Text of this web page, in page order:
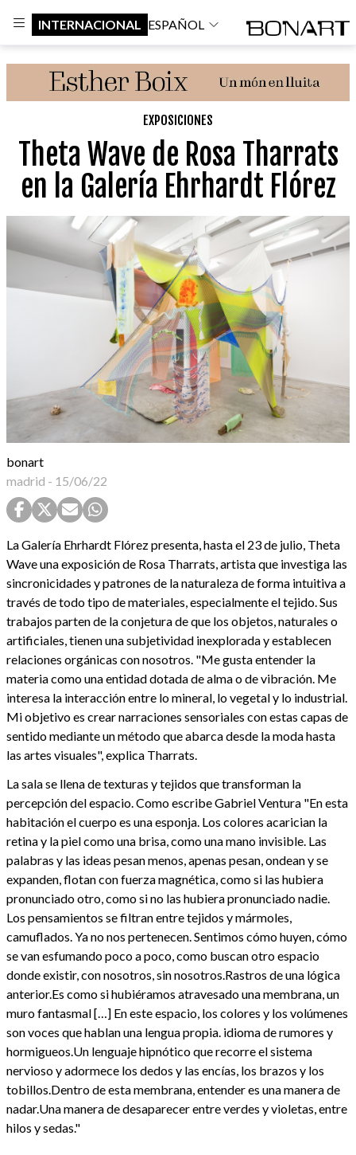
INTERNACIONAL ESPAÑOL
EXPOSICIONES
Theta Wave de Rosa Tharrats
en la Galería Ehrhardt Flórez
bonart
madrid - 15/06/22
La Galería Ehrhardt Flórez presenta, hasta el 23 de julio, Theta
Wave una exposición de Rosa Tharrats, artista que investiga las
sincronicidades y patrones de la naturaleza de forma intuitiva a
través de todo tipo de materiales, especialmente el tejido. Sus
trabajos parten de la conjetura de que los objetos, naturales o
artificiales, tienen una subjetividad inexplorada y establecen
relaciones orgánicas con nosotros. "Me gusta entender la
materia como una entidad dotada de alma o de vibración. Me
interesa la interacción entre lo mineral, lo vegetal y lo industrial.
Mi objetivo es crear narraciones sensoriales con estas capas de
sentido mediante un método que abarca desde la moda hasta
las artes visuales", explica Tharrats.
La sala se llena de texturas y tejidos que transforman la
percepción del espacio. Como escribe Gabriel Ventura "En esta
habitación el cuerpo es una esponja. Los colores acarician la
retina y la piel como una brisa, como una mano invisible. Las
palabras y las ideas pesan menos, apenas pesan, ondean y se
expanden, flotan con fuerza magnética, como si las hubiera
pronunciado otro, como si no las hubiera pronunciado nadie.
Los pensamientos se filtran entre tejidos y mármoles,
camuflados. Ya no nos pertenecen. Sentimos cómo huyen, cómo
se van esfumando poco a poco, como buscan otro espacio
donde existir, con nosotros, sin nosotros.Rastros de una lógica
anterior.Es como si hubiéramos atravesado una membrana, un
muro fantasmal […] En este espacio, los colores y los volúmenes
son voces que hablan una lengua propia. idioma de rumores y
hormigueos.Un lenguaje hipnótico que recorre el sistema
nervioso y adormece los dedos y las encías, los brazos y los
tobillos.Dentro de esta membrana, entender es una manera de
nadar.Una manera de desaparecer entre verdes y violetas, entre
hilos y sedas."